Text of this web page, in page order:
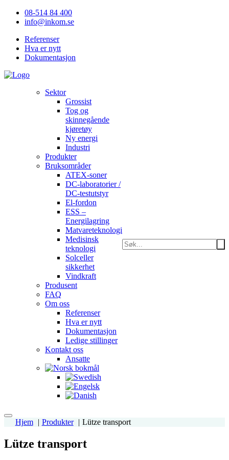
08-514 84 400
info@inkom.se
Referenser
Hva er nytt
Dokumentasjon
Sektor
Grossist
Tog og
skinnegående
kjøretøy
Ny energi
Industri
Produkter
Bruksområder
ATEX-soner
DC-laboratorier /
DC-testutstyr
El-fordon
ESS –
Energilagring
Matvareteknologi
Medisinsk
teknologi
Solceller
sikkerhet
Vindkraft
Produsent
FAQ
Om oss
Referenser
Hva er nytt
Dokumentasjon
Ledige stillinger
Kontakt oss
Ansatte
Hjem Produkter Lütze transport
Lütze transport